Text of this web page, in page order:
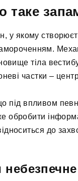
таке
у якому
тіла
частки –
під впливом
обробити
до